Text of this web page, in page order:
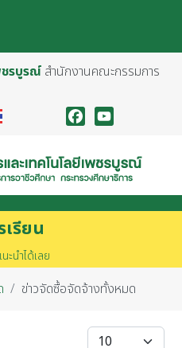
ชรบูรณ์ สำนักงานคณะกรรมการ
รียน
ะนำได้เลย
ข่าวจัดซื้อจัดจ้างทั้งหมด
แสดง #